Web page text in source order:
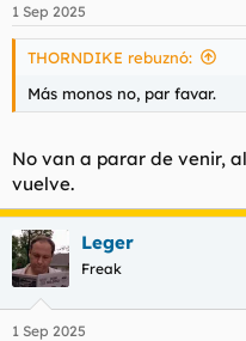
e
s
1 Sep 2025
THORNDIKE rebuznó:
Más monos no, par favar.
No van a parar de venir,
vuelve.
Leger
Freak
1 Sep 2025